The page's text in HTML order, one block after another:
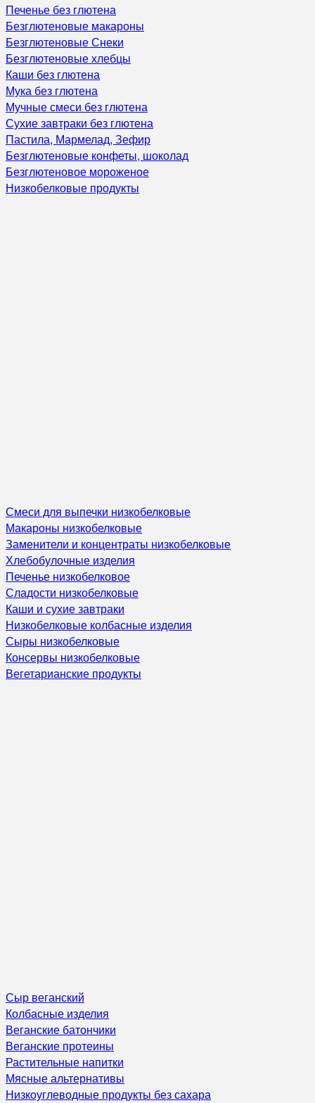
Печенье без глютена
Безглютеновые макароны
Безглютеновые Снеки
Безглютеновые хлебцы
Каши без глютена
Мука без глютена
Мучные смеси без глютена
Сухие завтраки без глютена
Пастила, Мармелад, Зефир
Безглютеновые конфеты, шоколад
Безглютеновое мороженое
Низкобелковые продукты
Смеси для выпечки низкобелковые
Макароны низкобелковые
Заменители и концентраты низкобелковые
Хлебобулочные изделия
Печенье низкобелковое
Сладости низкобелковые
Каши и сухие завтраки
Низкобелковые колбасные изделия
Сыры низкобелковые
Консервы низкобелковые
Вегетарианские продукты
Сыр веганский
Колбасные изделия
Веганские батончики
Веганские протеины
Растительные напитки
Мясные альтернативы
Низкоуглеводные продукты без сахара